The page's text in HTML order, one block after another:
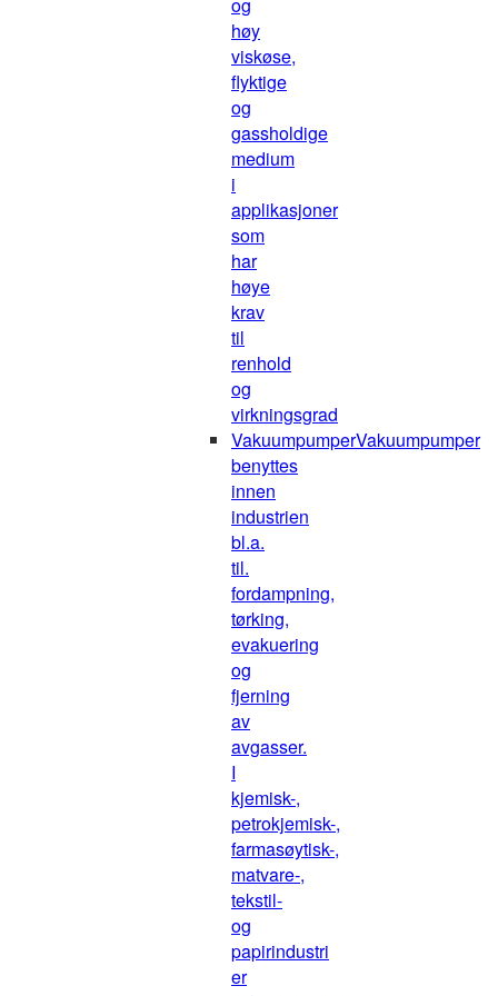
høy
viskøse,
flyktige
og
gassholdige
medium
i
applikasjoner
som
har
høye
krav
til
renhold
og
virkningsgrad
VakuumpumperVakuumpumper
benyttes
innen
industrien
bl.a.
til.
fordampning,
tørking,
evakuering
og
fjerning
av
avgasser.
I
kjemisk-,
petrokjemisk-,
farmasøytisk-,
matvare-,
tekstil-
og
papirindustri
er